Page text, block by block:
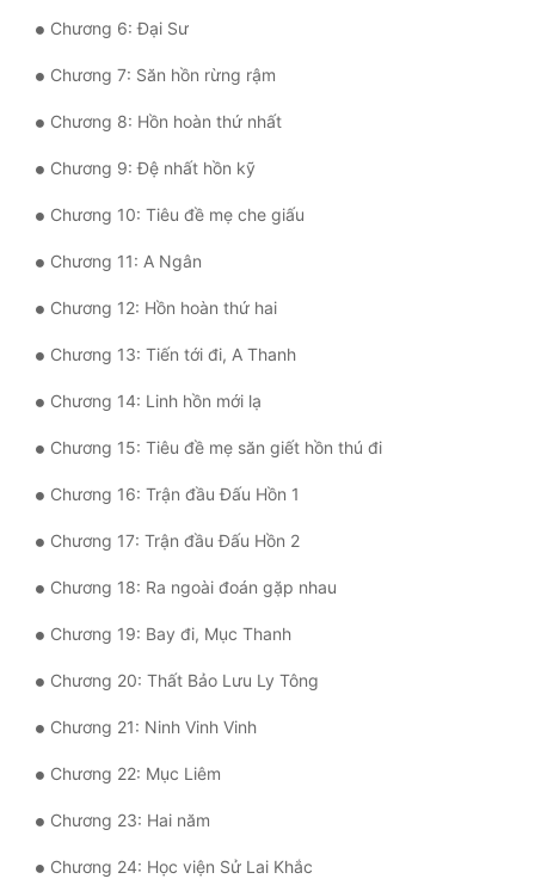
Thanh Xuân
Tiên Hiệp
Tiểu Thuyết
Trinh Thám
Triều Đấu
Trùng Sinh
Trọng Sinh
Chương 6: Đại Sư
Chương 7: Săn hồn rừng rậm
Chương 8: Hồn hoàn thứ nhất
Chương 9: Đệ nhất hồn kỹ
Chương 10: Tiêu đề mẹ che giấu
Chương 11: A Ngân
Chương 12: Hồn hoàn thứ hai
Chương 13: Tiến tới đi, A Thanh
Chương 14: Linh hồn mới lạ
Chương 15: Tiêu đề mẹ săn giết hồn thú đi
Chương 16: Trận đầu Đấu Hồn 1
Chương 17: Trận đầu Đấu Hồn 2
Chương 18: Ra ngoài đoán gặp nhau
Chương 19: Bay đi, Mục Thanh
Chương 20: Thất Bảo Lưu Ly Tông
Chương 21: Ninh Vinh Vinh
Chương 22: Mục Liêm
Chương 23: Hai năm
Chương 24: Học viện Sử Lai Khắc